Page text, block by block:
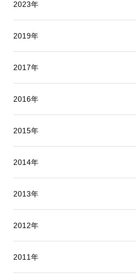
2023年
2019年
2017年
2016年
2015年
2014年
2013年
2012年
2011年